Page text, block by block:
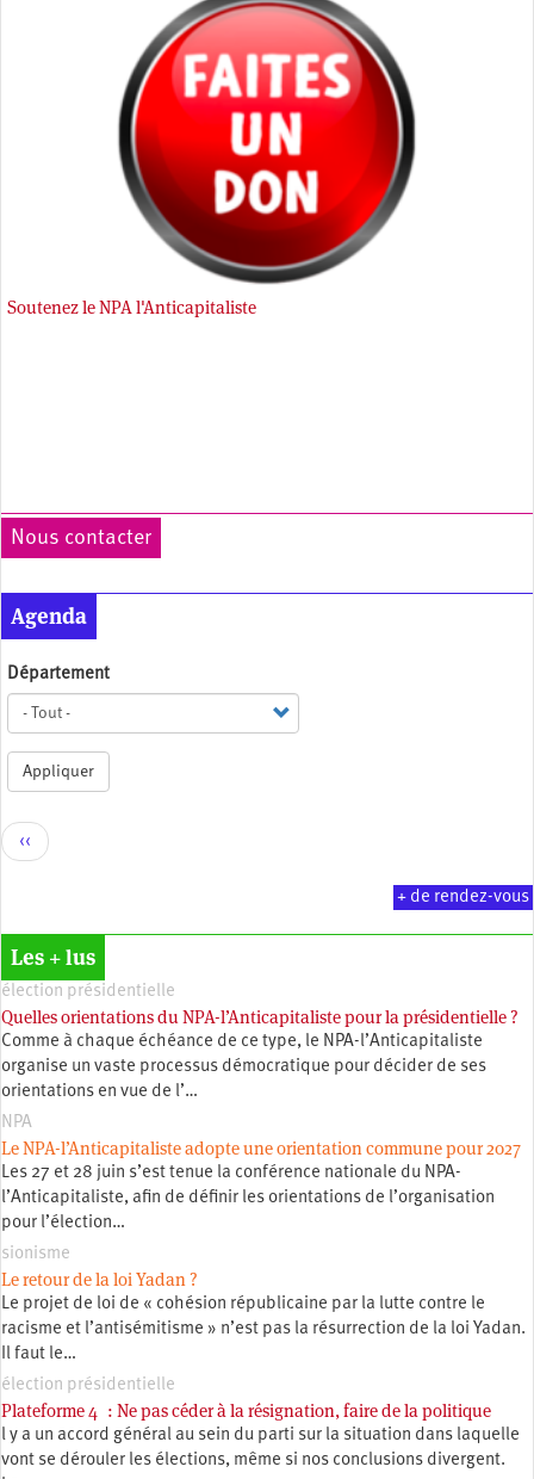
Soutenez le NPA l'Anticapitaliste
Nous contacter
Agenda
Département
Appliquer
Pagination
Page
précédente
‹‹
+ de rendez-vous
Les + lus
élection présidentielle
Quelles orientations du NPA-l’Anticapitaliste pour la présidentielle ?
Comme à chaque échéance de ce type, le NPA-l’Anticapitaliste
organise un vaste processus démocratique pour décider de ses
orientations en vue de l’…
NPA
Le NPA-l’Anticapitaliste adopte une orientation commune pour 2027
Les 27 et 28 juin s’est tenue la conférence nationale du NPA-
l’Anticapitaliste, afin de définir les orientations de l’organisation
pour l’élection…
sionisme
Le retour de la loi Yadan ?
Le projet de loi de « cohésion républicaine par la lutte contre le
racisme et l’antisémitisme » n’est pas la résurrection de la loi Yadan.
Il faut le…
élection présidentielle
Plateforme 4 : Ne pas céder à la résignation, faire de la politique
l y a un accord général au sein du parti sur la situation dans laquelle
vont se dérouler les élections, même si nos conclusions divergent.